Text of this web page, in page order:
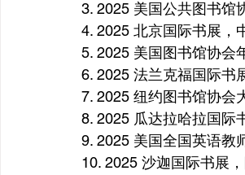
3. 2025 美国公共图书馆
4. 2025 北京国际书展，
5. 2025 美国图书馆协会
6. 2025 法兰克福国际书
7. 2025 纽约图书馆协会
8. 2025 瓜达拉哈拉国际
9. 2025 美国全国英语教
10. 2025 沙迦国际书展